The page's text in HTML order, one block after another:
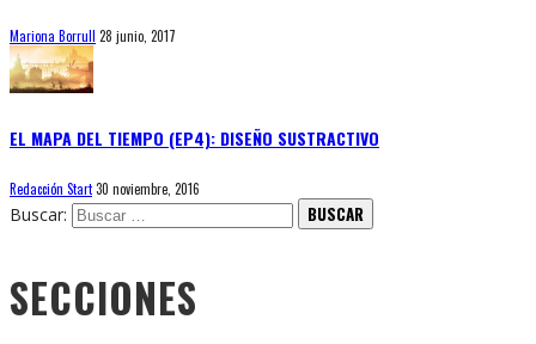
Mariona Borrull 28 junio, 2017
EL MAPA DEL TIEMPO (EP4): DISEÑO SUSTRACTIVO
Redacción Start30 noviembre, 2016
Buscar:
SECCIONES